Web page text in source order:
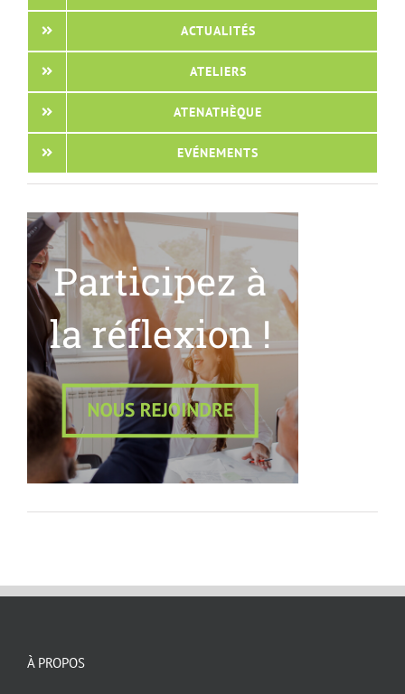
ACTUALITÉS
ATELIERS
ATENATHÈQUE
EVÉNEMENTS
À PROPOS